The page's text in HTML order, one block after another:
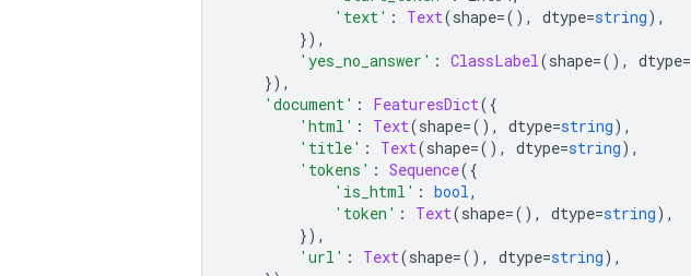
'text' : Text(shape=(), dtype=string),
}),
'yes_no_answer' : ClassLabel(shape=(), dtype=
}),
'document' : FeaturesDict({
'html' : Text(shape=(), dtype=string),
'title' : Text(shape=(), dtype=string),
'tokens' : Sequence({
'is_html' : bool,
'token' : Text(shape=(), dtype=string),
}),
'url' : Text(shape=(), dtype=string),